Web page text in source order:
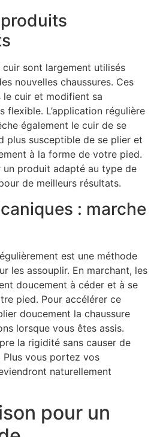
sont largement utilisés
nouvelles chaussures. Ces
cuir et modifient sa
flexible. L’application régulière
également le cuir de se
plus susceptible de se plier et
à la forme de votre pied.
produit adapté au type de
de meilleurs résultats.
: marche
est une méthode
les assouplir. En marchant, les
doucement à céder et à se
pied. Pour accélérer ce
doucement la chaussure
lorsque vous êtes assis.
la rigidité sans causer de
Plus vous portez vos
naturellement
pour un